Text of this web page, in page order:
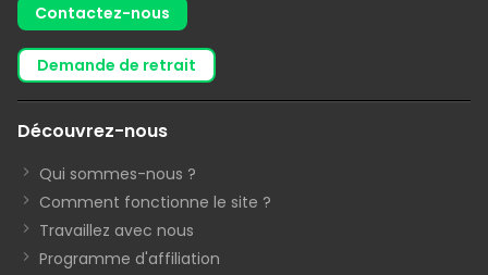
Contactez-nous
demande de retrait
Découvrez-nous
Qui sommes-nous ?
Comment fonctionne le site ?
Travaillez avec nous
Programme d'affiliation